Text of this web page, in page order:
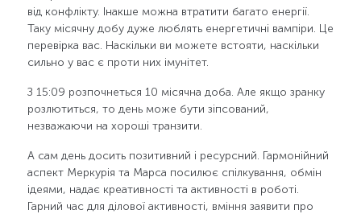
від конфлікту. Інакше можна втратити багато енергії.
Таку місячну добу дуже люблять енергетичні вампіри. Це
перевірка вас. Наскільки ви можете встояти, наскільки
сильно у вас є проти них імунітет.
З 15:09 розпочнеться 10 місячна доба. Але якщо зранку
розлютиться, то день може бути зіпсований,
незважаючи на хороші транзити.
А сам день досить позитивний і ресурсний. Гармонійний
аспект Меркурія та Марса посилює спілкування, обмін
ідеями, надає креативності та активності в роботі.
Гарний час для ділової активності, вміння заявити про